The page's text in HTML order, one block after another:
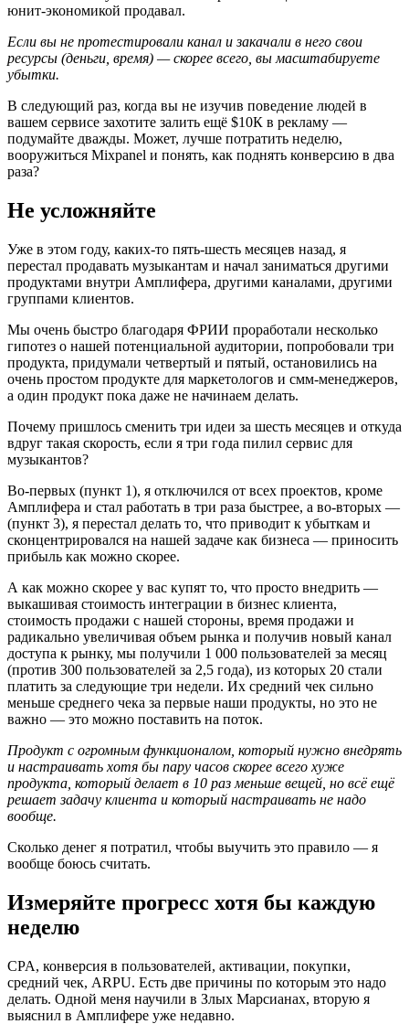
юнит-экономикой продавал.
Если вы не протестировали канал и закачали в него свои
ресурсы (деньги, время) — скорее всего, вы масштабируете
убытки.
В следующий раз, когда вы не изучив поведение людей в
вашем сервисе захотите залить ещё $10К в рекламу —
подумайте дважды. Может, лучше потратить неделю,
вооружиться Mixpanel и понять, как поднять конверсию в два
раза?
Не усложняйте
Уже в этом году, каких-то пять-шесть месяцев назад, я
перестал продавать музыкантам и начал заниматься другими
продуктами внутри Амплифера, другими каналами, другими
группами клиентов.
Мы очень быстро благодаря ФРИИ проработали несколько
гипотез о нашей потенциальной аудитории, попробовали три
продукта, придумали четвертый и пятый, остановились на
очень простом продукте для маркетологов и смм-менеджеров,
а один продукт пока даже не начинаем делать.
Почему пришлось сменить три идеи за шесть месяцев и откуда
вдруг такая скорость, если я три года пилил сервис для
музыкантов?
Во-первых (пункт 1), я отключился от всех проектов, кроме
Амплифера и стал работать в три раза быстрее, а во-вторых —
(пункт 3), я перестал делать то, что приводит к убыткам и
сконцентрировался на нашей задаче как бизнеса — приносить
прибыль как можно скорее.
А как можно скорее у вас купят то, что просто внедрить —
выкашивая стоимость интеграции в бизнес клиента,
стоимость продажи с нашей стороны, время продажи и
радикально увеличивая объем рынка и получив новый канал
доступа к рынку, мы получили 1 000 пользователей за месяц
(против 300 пользователей за 2,5 года), из которых 20 стали
платить за следующие три недели. Их средний чек сильно
меньше среднего чека за первые наши продукты, но это не
важно — это можно поставить на поток.
Продукт с огромным функционалом, который нужно внедрять
и настраивать хотя бы пару часов скорее всего хуже
продукта, который делает в 10 раз меньше вещей, но всё ещё
решает задачу клиента и который настраивать не надо
вообще.
Сколько денег я потратил, чтобы выучить это правило — я
вообще боюсь считать.
Измеряйте прогресс хотя бы каждую
неделю
CPA, конверсия в пользователей, активации, покупки,
средний чек, ARPU. Есть две причины по которым это надо
делать. Одной меня научили в Злых Марсианах, вторую я
выяснил в Амплифере уже недавно.